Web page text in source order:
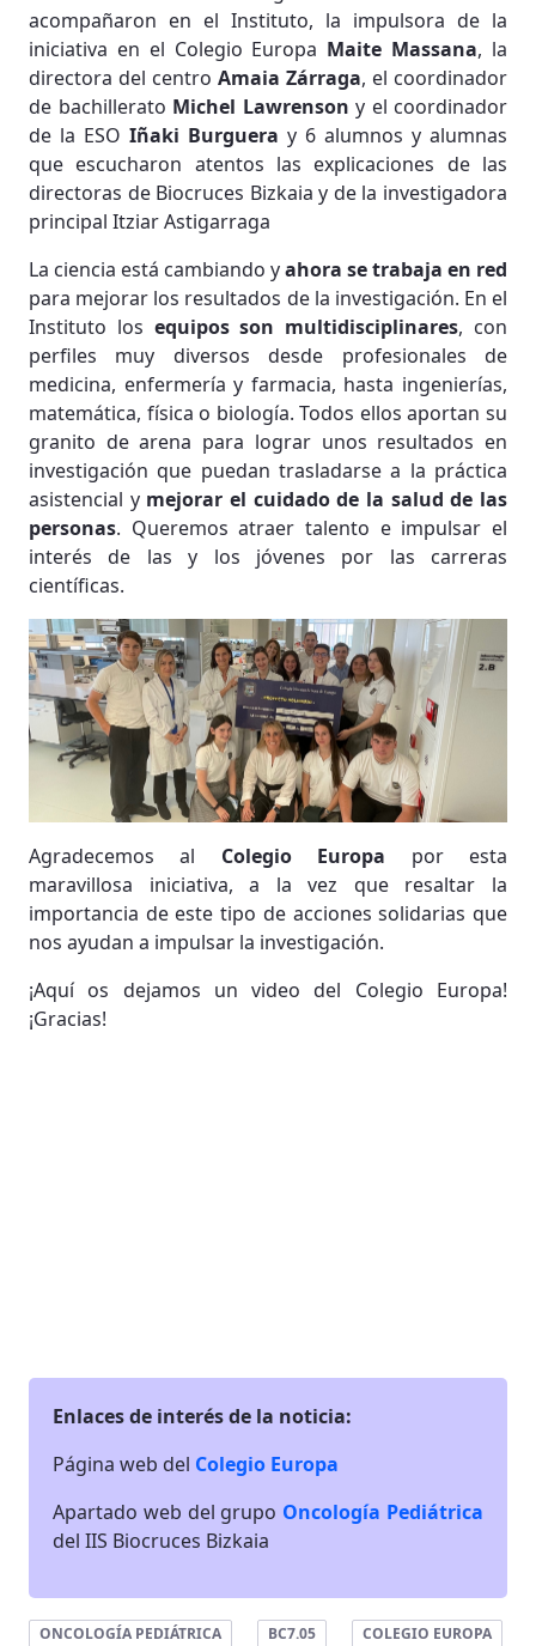
acompañaron en el Instituto, la impulsora de la
iniciativa en el Colegio Europa Maite Massana, la
directora del centro Amaia Zárraga, el coordinador
de bachillerato Michel Lawrenson y el coordinador
de la ESO Iñaki Burguera y 6 alumnos y alumnas
que escucharon atentos las explicaciones de las
directoras de Biocruces Bizkaia y de la investigadora
principal Itziar Astigarraga
La ciencia está cambiando yahora se trabaja en red
para mejorar los resultados de la investigación. En el
Instituto los equipos son multidisciplinares, con
perfiles muy diversos desde profesionales de
medicina, enfermería y farmacia, hasta ingenierías,
matemática, física o biología. Todos ellos aportan su
granito de arena para lograr unos resultados en
investigación que puedan trasladarse a la práctica
asistencial y mejorar el cuidado de la salud de las
personas. Queremos atraer talento e impulsar el
interés de las y los jóvenes por las carreras
científicas.
Agradecemos al Colegio Europa por esta
maravillosa iniciativa, a la vez que resaltar la
importancia de este tipo de acciones solidarias que
nos ayudan a impulsar la investigación.
¡Aquí os dejamos un video del Colegio Europa!
¡Gracias!
Enlaces de interés de la noticia:
Página web del Colegio Europa
Apartado web del grupo Oncología Pediátrica
del IIS Biocruces Bizkaia
ONCOLOGÍA PEDIÁTRICA BC7.05
COLEGIO EUROPA